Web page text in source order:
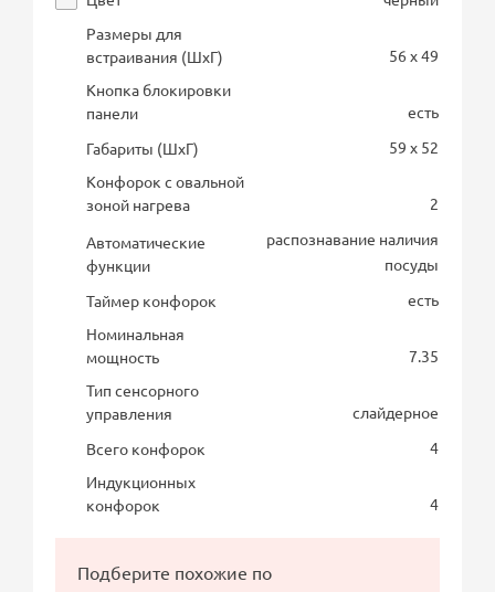
Размеры для
встраивания (ШхГ)
56 x 49
Кнопка блокировки
панели
есть
Габариты (ШхГ)
59 x 52
Конфорок с овальной
зоной нагрева
2
Автоматические
функции
распознавание наличия
посуды
Таймер конфорок
есть
Номинальная
мощность
7.35
Тип сенсорного
управления
слайдерное
Всего конфорок
4
Индукционных
конфорок
4
Подберите похожие по